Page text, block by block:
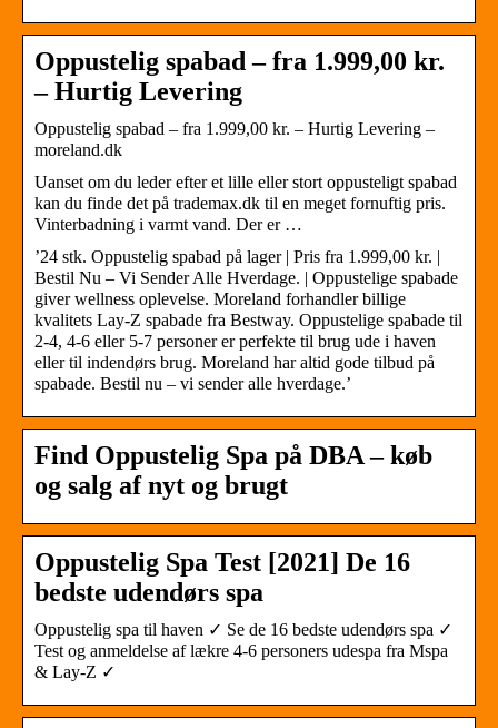
Oppustelig spabad – fra 1.999,00 kr.
– Hurtig Levering
Oppustelig spabad – fra 1.999,00 kr. – Hurtig Levering –
moreland.dk
Uanset om du leder efter et lille eller stort oppusteligt spabad
kan du finde det på trademax.dk til en meget fornuftig pris.
Vinterbadning i varmt vand. Der er …
’24 stk. Oppustelig spabad på lager | Pris fra 1.999,00 kr. |
Bestil Nu – Vi Sender Alle Hverdage. | Oppustelige spabade
giver wellness oplevelse. Moreland forhandler billige
kvalitets Lay-Z spabade fra Bestway. Oppustelige spabade til
2-4, 4-6 eller 5-7 personer er perfekte til brug ude i haven
eller til indendørs brug. Moreland har altid gode tilbud på
spabade. Bestil nu – vi sender alle hverdage.’
Find Oppustelig Spa på DBA – køb
og salg af nyt og brugt
Oppustelig Spa Test [2021] De 16
bedste udendørs spa
Oppustelig spa til haven ✓ Se de 16 bedste udendørs spa ✓
Test og anmeldelse af lækre 4-6 personers udespa fra Mspa
& Lay-Z ✓